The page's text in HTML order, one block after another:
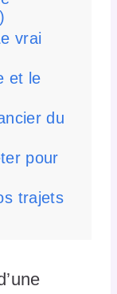
vrai
et le
du
pour
trajets